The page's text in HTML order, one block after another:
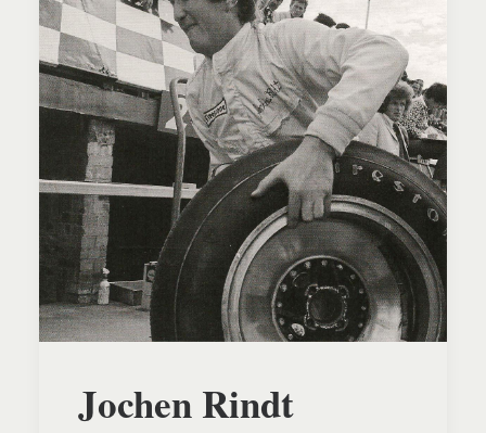
Jochen Rindt